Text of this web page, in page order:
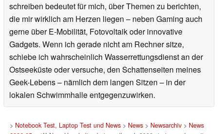
schreiben bedeutet für mich, über Themen zu berichten,
die mir wirklich am Herzen liegen – neben Gaming auch
gerne über E-Mobilität, Fotovoltaik oder innovative
Gadgets. Wenn ich gerade nicht am Rechner sitze,
schiebe ich wahrscheinlich Wasserrettungsdienst an der
Ostseeküste oder versuche, den Schattenseiten meines
Geek-Lebens – nämlich dem langen Sitzen – in der
lokalen Schwimmhalle entgegenzuwirken.
> Notebook Test, Laptop Test und News> News> Newsarchiv> News